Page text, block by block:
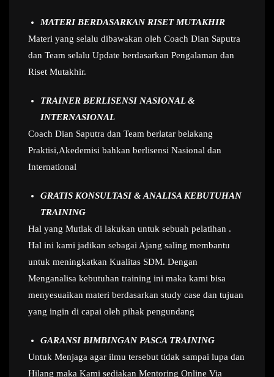
MATERI BERDASARKAN RISET MUTAKHIR
Materi yang selalu dibawakan oleh Coach Dian Saputra
dan Team selalu Update berdasarkan Pengalaman dan
Riset Mutakhir.
TRAINER BERLISENSI NASIONAL &
INTERNASIONAL
Coach Dian Saputra dan Team berlatar belakang
Praktisi,Akedemisi bahkan berlisensi Nasional dan
International
GRATIS KONSULTASI & ANALISA KEBUTUHAN
TRAINING
Hal yang Mutlak di lakukan untuk sebuah pelatihan .
Hal ini kami jadikan sebagai Ajang saling membantu
untuk meningkatkan Kualitas SDM. Dengan
Menganalisa kebutuhan training ini maka kami bisa
menyesuaikan materi berdasarkan study case dan tujuan
yang ingin di capai oleh pihak pengundang
GARANSI BIMBINGAN PASCA TRAINING
Untuk Menjaga agar ilmu tersebut tidak sampai lupa dan
Hilang maka Kami sediakan Mentoring Online Via